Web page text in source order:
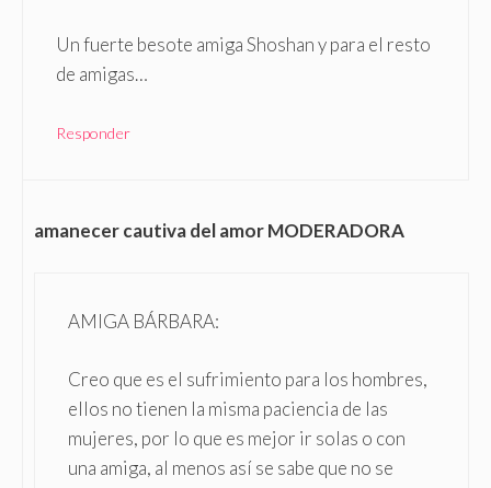
Un fuerte besote amiga Shoshan y para el resto
de amigas…
Responder
amanecer cautiva del amor MODERADORA
AMIGA BÁRBARA:
Creo que es el sufrimiento para los hombres,
ellos no tienen la misma paciencia de las
mujeres, por lo que es mejor ir solas o con
una amiga, al menos así se sabe que no se